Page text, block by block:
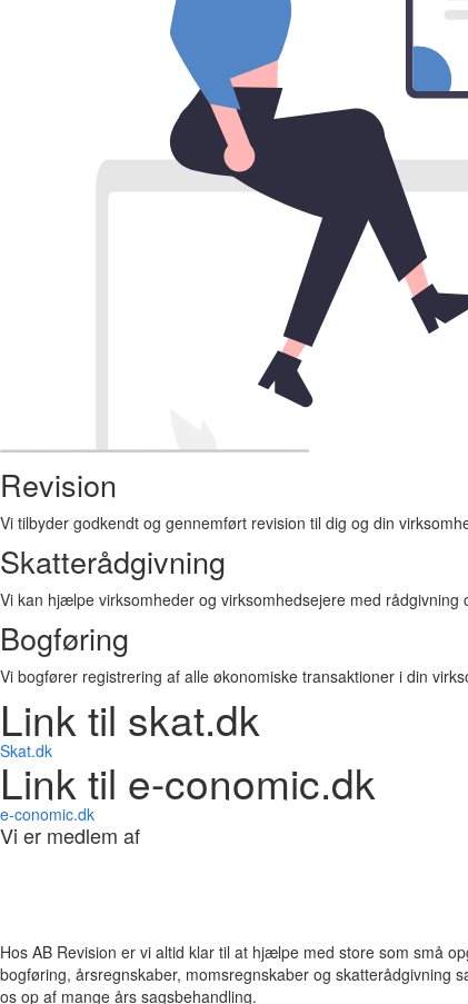
Revision
Vi tilbyder godkendt og gennemført revision til dig og din
Skatterådgivning​
Vi kan hjælpe virksomheder og virksomhedsejere med
Bogføring
Vi bogfører registrering af alle økonomiske transaktioner i din
Link til skat.dk
Skat.dk
Link til e-conomic.dk
e-conomic.dk
Vi er medlem af
Hos AB Revision er vi altid klar til at hjælpe med store som små
bogføring, årsregnskaber, momsregnskaber og skatterådgivning
os op af mange års sagsbehandling.